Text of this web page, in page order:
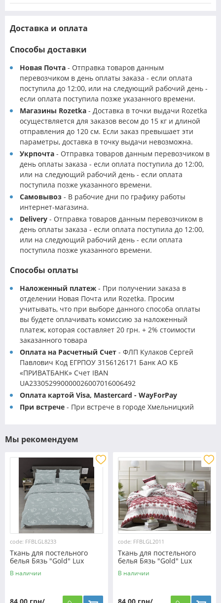
Доставка и оплата
Способы доставки
Новая Почта - Отправка товаров данным
перевозчиком в день оплаты заказа - если оплата
поступила до 12:00, или на следующий рабочий день -
если оплата поступила позже указанного времени.
Магазины Rozetka - Доставка в точки выдачи Rozetka
осуществляется для заказов весом до 15 кг и длиной
отправления до 120 см. Если заказ превышает эти
параметры, доставка в точку выдачи невозможна.
Укрпочта - Отправка товаров данным перевозчиком в
день оплаты заказа - если оплата поступила до 12:00,
или на следующий рабочий день - если оплата
поступила позже указанного времени.
Самовывоз - В рабочие дни по графику работы
интернет-магазина.
Delivery - Отправка товаров данным перевозчиком в
день оплаты заказа - если оплата поступила до 12:00,
или на следующий рабочий день - если оплата
поступила позже указанного времени.
Способы оплаты
Наложенный платеж - При получении заказа в
отделении Новая Почта или Rozetka. Просим
учитывать, что при выборе данного способа оплаты
вы будете оплачивать комиссию за наложенный
платеж, которая составляет 20 грн. + 2% стоимости
заказанного товара
Оплата на Расчетный Счет - ФЛП Кулаков Сергей
Павлович Код ЕГРПОУ 3156126171 Банк АО КБ
«ПРИВАТБАНК» Счет IBAN
UA233052990000026007016006492
Оплата картой Visa, Mastercard - WayForPay
При встрече - При встрече в городе Хмельницкий
Мы рекомендуем
code: FFBLGL8233
Ткань для постельного
белья Бязь "Gold" Lux
GL8233
В наличии
code: FFBLGL2011
Ткань для постельного
белья Бязь "Gold" Lux
"Украинский орнамент"
GL2011
В наличии